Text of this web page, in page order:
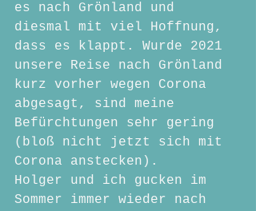
es nach Grönland und
diesmal mit viel Hoffnung,
dass es klappt. Wurde 2021
unsere Reise nach Grönland
kurz vorher wegen Corona
abgesagt, sind meine
Befürchtungen sehr gering
(bloß nicht jetzt sich mit
Corona anstecken).
Holger und ich gucken im
Sommer immer wieder nach